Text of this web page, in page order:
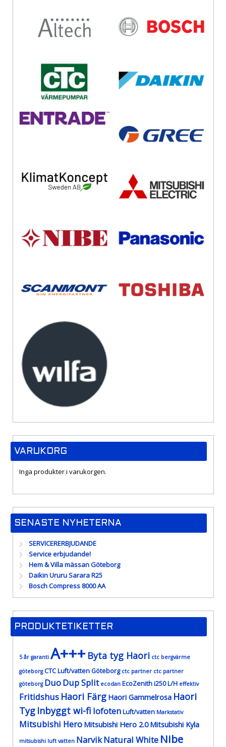
VARUKORG
Inga produkter i varukorgen.
SENASTE NYHETERNA
SERVICERERBJUDANDE
Service erbjudande!
Hem & Villa mässan Göteborg
Daikin Ururu Sarara R25
Bosch Compress 8000 AA
PRODUKTETIKETTER
5 år garanti A+++ Byta tyg Haori ctc bergvärme
göteborg CTC Luft/vatten Göteborg ctc partner ctc partner
göteborg DuoDup Split ecodan EcoZenith i250 L/H effektiv
Fritidshus Haori Färg Haori Gammelrosa Haori
Tyg Inbyggt wi-fi lofotenLuft/vatten Markstativ
Mitsubishi Hero Mitsubishi Hero 2.0 Mitsubishi Kyla
mitsubishi luft vatten NarvikNatural White Nibe